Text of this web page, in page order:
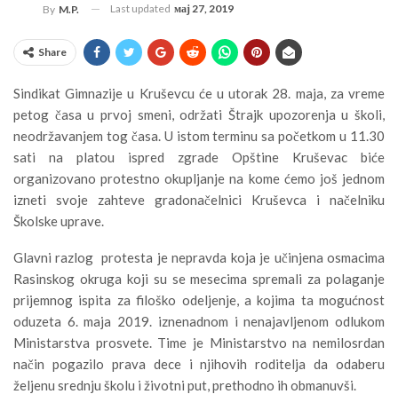
By M.P. Last updated мај 27, 2019
Share
Sindikat Gimnazije u Kruševcu će u utorak 28. maja, za vreme
petog časa u prvoj smeni, održati Štrajk upozorenja u školi,
neodržavanjem tog časa. U istom terminu sa početkom u 11.30
sati na platou ispred zgrade Opštine Kruševac biće
organizovano protestno okupljanje na kome ćemo još jednom
izneti svoje zahteve gradonačelnici Kruševca i načelniku
Školske uprave.
Glavni razlog protesta je nepravda koja je učinjena osmacima
Rasinskog okruga koji su se mesecima spremali za polaganje
prijemnog ispita za filoško odeljenje, a kojima ta mogućnost
oduzeta 6. maja 2019. iznenadnom i nenajavljenom odlukom
Ministarstva prosvete. Time je Ministarstvo na nemilosrdan
način pogazilo prava dece i njihovih roditelja da odaberu
željenu srednju školu i životni put, prethodno ih obmanuvši.